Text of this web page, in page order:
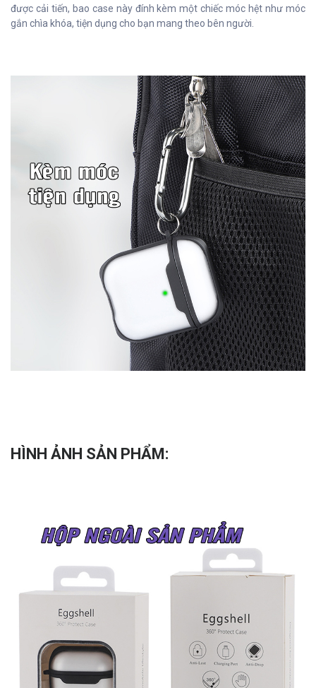
được cải tiến, bao case này đính kèm một chiếc móc hệt như móc
gắn chìa khóa, tiện dụng cho bạn mang theo bên người.
HÌNH ẢNH SẢN PHẨM: